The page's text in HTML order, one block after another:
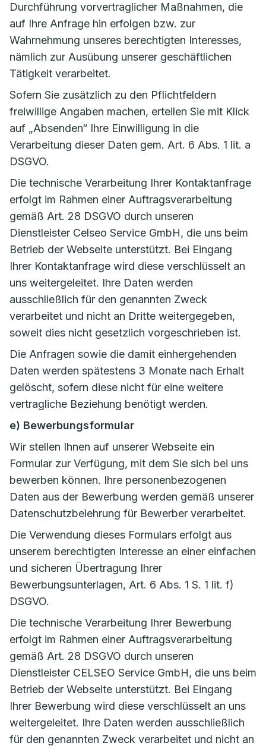
Durchführung vorvertraglicher Maßnahmen, die
auf Ihre Anfrage hin erfolgen bzw. zur
Wahrnehmung unseres berechtigten Interesses,
nämlich zur Ausübung unserer geschäftlichen
Tätigkeit verarbeitet.
Sofern Sie zusätzlich zu den Pflichtfeldern
freiwillige Angaben machen, erteilen Sie mit Klick
auf „Absenden“ Ihre Einwilligung in die
Verarbeitung dieser Daten gem. Art. 6 Abs. 1 lit. a
DSGVO.
Die technische Verarbeitung Ihrer Kontaktanfrage
erfolgt im Rahmen einer Auftragsverarbeitung
gemäß Art. 28 DSGVO durch unseren
Dienstleister Celseo Service GmbH, die uns beim
Betrieb der Webseite unterstützt. Bei Eingang
Ihrer Kontaktanfrage wird diese verschlüsselt an
uns weitergeleitet. Ihre Daten werden
ausschließlich für den genannten Zweck
verarbeitet und nicht an Dritte weitergegeben,
soweit dies nicht gesetzlich vorgeschrieben ist.
Die Anfragen sowie die damit einhergehenden
Daten werden spätestens 3 Monate nach Erhalt
gelöscht, sofern diese nicht für eine weitere
vertragliche Beziehung benötigt werden.
e) Bewerbungsformular
Wir stellen Ihnen auf unserer Webseite ein
Formular zur Verfügung, mit dem Sie sich bei uns
bewerben können. Ihre personenbezogenen
Daten aus der Bewerbung werden gemäß unserer
Datenschutzbelehrung für Bewerber verarbeitet.
Die Verwendung dieses Formulars erfolgt aus
unserem berechtigten Interesse an einer einfachen
und sicheren Übertragung Ihrer
Bewerbungsunterlagen, Art. 6 Abs. 1 S. 1 lit. f)
DSGVO.
Die technische Verarbeitung Ihrer Bewerbung
erfolgt im Rahmen einer Auftragsverarbeitung
gemäß Art. 28 DSGVO durch unseren
Dienstleister CELSEO Service GmbH, die uns beim
Betrieb der Webseite unterstützt. Bei Eingang
Ihrer Bewerbung wird diese verschlüsselt an uns
weitergeleitet. Ihre Daten werden ausschließlich
für den genannten Zweck verarbeitet und nicht an